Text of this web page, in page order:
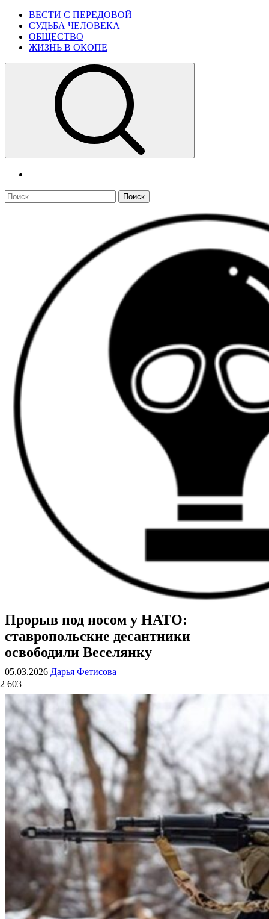
Skip
content
Primary
Menu
ВЕСТИ С ПЕРЕДОВОЙ
СУДЬБА ЧЕЛОВЕКА
ОБЩЕСТВО
ЖИЗНЬ В ОКОПЕ
Найти:
ВОЕННЫЕ СТРАНИЦЫ
СТАТЬИ ВОЕННОЙ ТЕМАТИКИ
Прорыв под носом у НАТО:
ставропольские десантники
освободили Веселянку
05.03.2026 Дарья Фетисова
2 603